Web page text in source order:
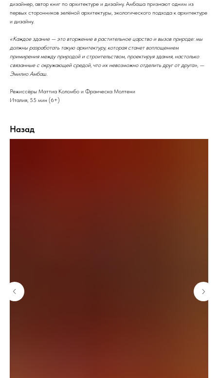
дизайнер, автор книг по архитектуре и дизайну. Амбаша признают одним из
первых сторонников зелёной архитектуры, экологического подхода к архитектуре
и дизайну.
«Каждое здание — это вторжение в растительное царство и вызов природе: мы
должны разработать такую архитектуру, которая станет воплощением
примирения между природой и строительством, проектируя здания, настолько
связанные с окружающей средой, что их невозможно отделить друг от друга», —
Эмилио Амбаш.
Режиссёры Маттиа Коломбо и Франческа Молтени
Италия, 55 мин (6+)
Назад